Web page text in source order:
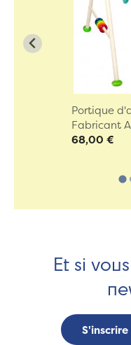
Portique
Fabricant
68,00 €
Et si